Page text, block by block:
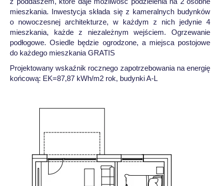
mieszkania. Inwestycja składa się z kameralnych budynków
o nowoczesnej architekturze, w każdym z nich jedynie 4
mieszkania, każde z niezależnym wejściem. Ogrzewanie
podłogowe. Osiedle będzie ogrodzone, a miejsca postojowe
do każdego mieszkania GRATIS
Projektowany wskaźnik rocznego zapotrzebowania na energię
końcową: EK=87,87 kWh/m2 rok, budynki A-L